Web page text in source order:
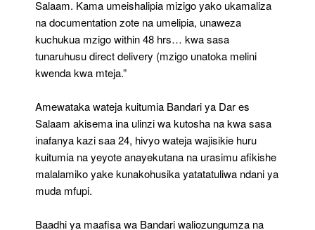
Salaam. Kama umeishalipia mizigo yako ukamaliza
na documentation zote na umelipia, unaweza
kuchukua mzigo within 48 hrs… kwa sasa
tunaruhusu direct delivery (mzigo unatoka melini
kwenda kwa mteja.”
Amewataka wateja kuitumia Bandari ya Dar es
Salaam akisema ina ulinzi wa kutosha na kwa sasa
inafanya kazi saa 24, hivyo wateja wajisikie huru
kuitumia na yeyote anayekutana na urasimu afikishe
malalamiko yake kunakohusika yatatatuliwa ndani ya
muda mfupi.
Baadhi ya maafisa wa Bandari waliozungumza na